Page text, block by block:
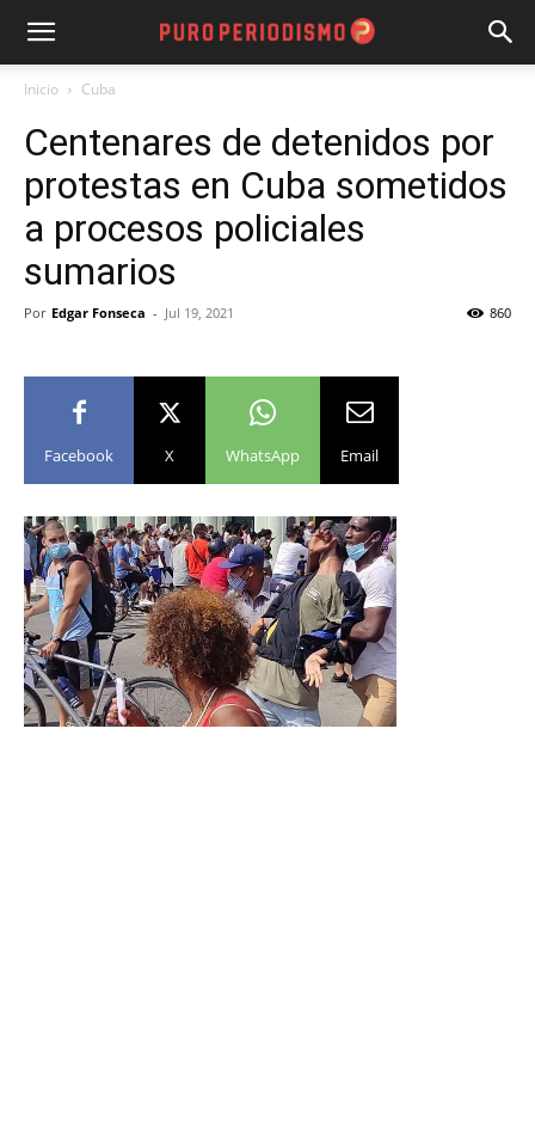
Inicio Cuba
Centenares de detenidos por
protestas en Cuba sometidos
a procesos policiales
sumarios
Por Edgar Fonseca - Jul 19, 2021 860
Facebook X WhatsApp Email